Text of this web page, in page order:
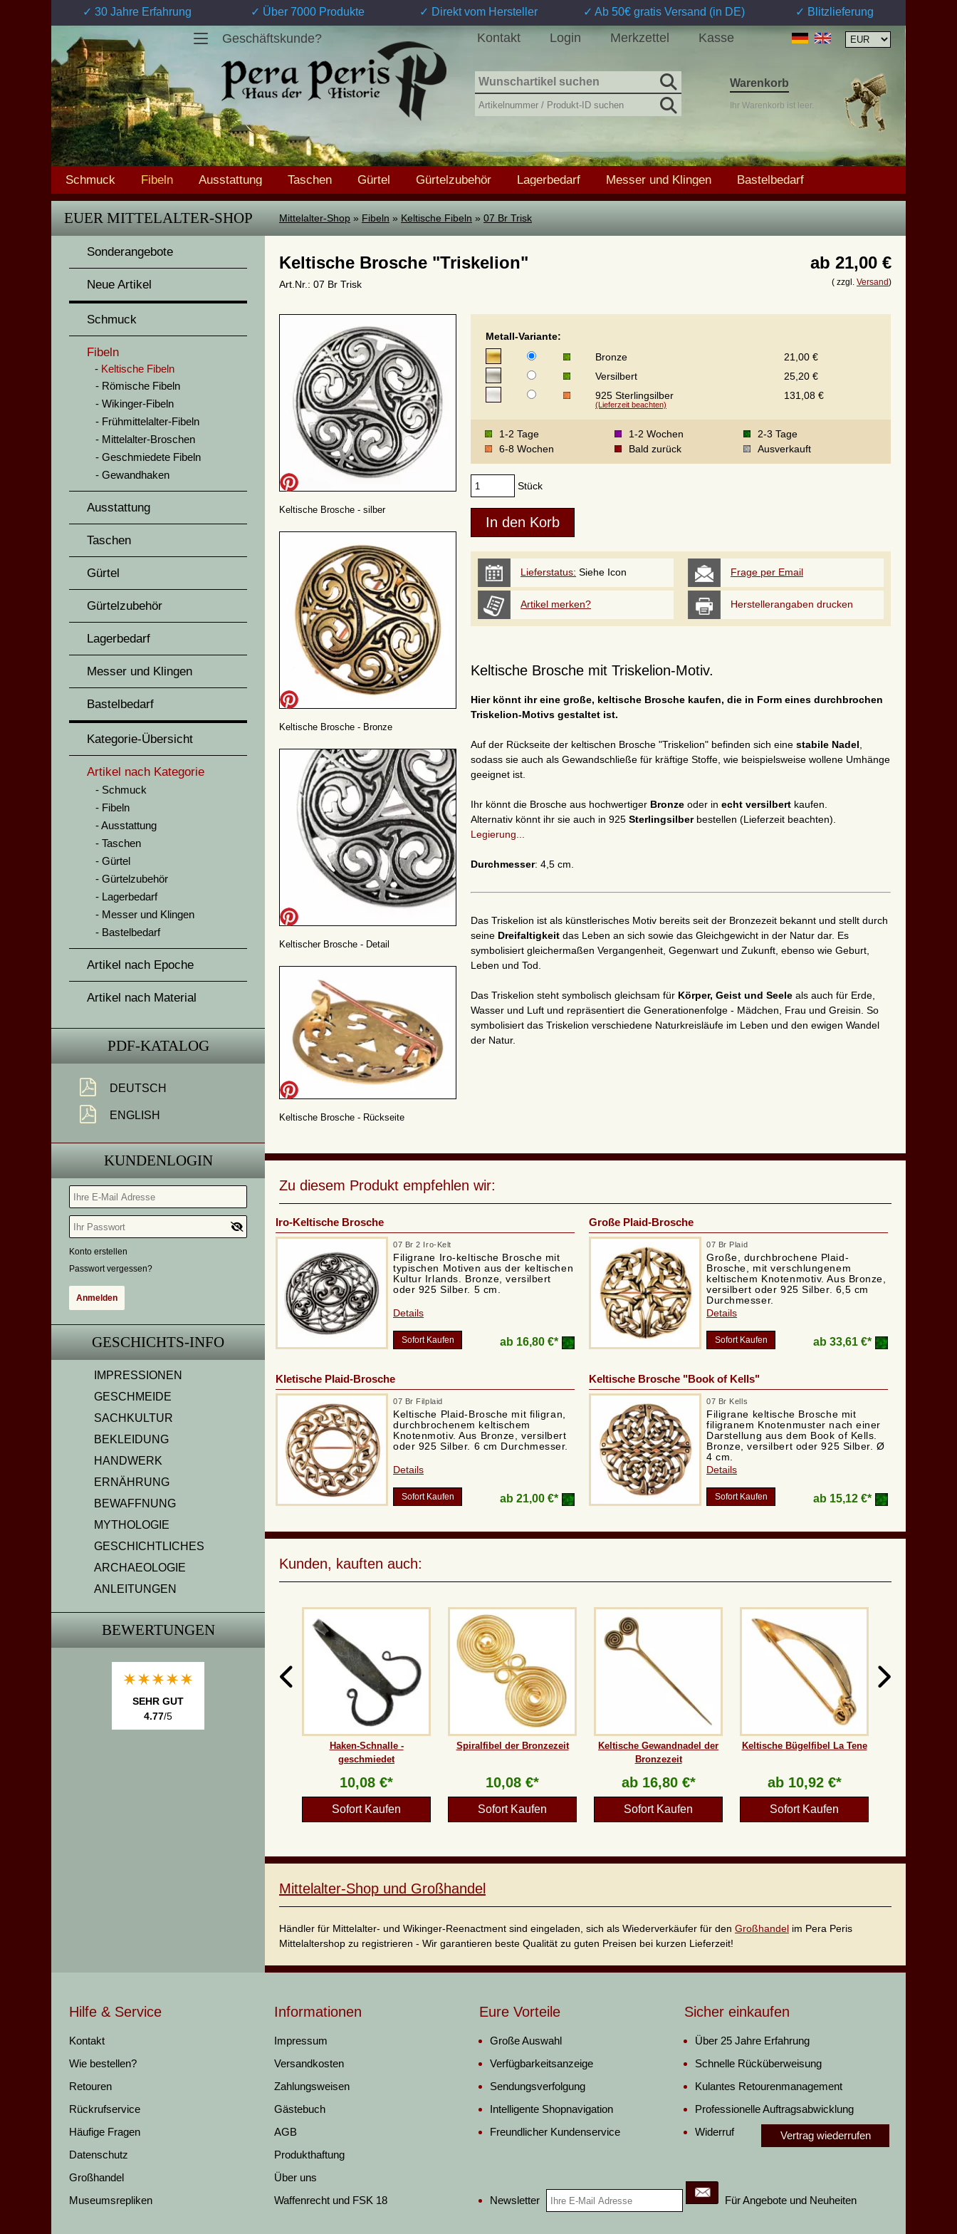
✓ 30 Jahre Erfahrung ✓ Über 7000 Produkte ✓ Direkt vom Hersteller ✓ Ab 50€ gratis Versand (in DE) ✓ Blitzlieferung
Geschäftskunde? Kontakt Login Merkzettel Kasse
Schmuck Fibeln Ausstattung Taschen Gürtel Gürtelzubehör Lagerbedarf Messer und Klingen Bastelbedarf
Warenkorb
Ihr Warenkorb ist leer.
EUER MITTELALTER-SHOP
Sonderangebote
Neue Artikel
Schmuck
Fibeln
Keltische Fibeln
Römische Fibeln
Wikinger-Fibeln
Frühmittelalter-Fibeln
Mittelalter-Broschen
Geschmiedete Fibeln
Gewandhaken
Ausstattung
Taschen
Gürtel
Gürtelzubehör
Lagerbedarf
Messer und Klingen
Bastelbedarf
Kategorie-Übersicht
Artikel nach Kategorie
Schmuck
Fibeln
Ausstattung
Taschen
Gürtel
Gürtelzubehör
Lagerbedarf
Messer und Klingen
Bastelbedarf
Artikel nach Epoche
Artikel nach Material
PDF-KATALOG
DEUTSCH
ENGLISH
KUNDENLOGIN
Konto erstellen
Passwort vergessen?
GESCHICHTS-INFO
IMPRESSIONEN
GESCHMEIDE
SACHKULTUR
BEKLEIDUNG
HANDWERK
ERNÄHRUNG
BEWAFFNUNG
MYTHOLOGIE
GESCHICHTLICHES
ARCHAEOLOGIE
ANLEITUNGEN
BEWERTUNGEN
SEHR GUT
4.77/5
Mittelalter-Shop » Fibeln » Keltische Fibeln » 07 Br Trisk
Keltische Brosche "Triskelion"
Art.Nr.: 07 Br Trisk
ab 21,00 €
( zzgl. Versand)
Keltische Brosche - silber
Keltische Brosche - Bronze
Keltischer Brosche - Detail
Keltische Brosche - Rückseite
Metall-Variante:
Bronze
21,00 €
Versilbert
25,20 €
925 Sterlingsilber
(Lieferzeit beachten)
131,08 €
1-2 Tage 1-2 Wochen
2-3 Tage
6-8 Wochen
Bald zurück Ausverkauft
Stück
Lieferstatus: Siehe Icon Frage per Email
Artikel merken? Herstellerangaben drucken
Keltische Brosche mit Triskelion-Motiv.
Hier könnt ihr eine große, keltische Brosche kaufen, die in Form eines durchbrochen
Triskelion-Motivs gestaltet ist.
Auf der Rückseite der keltischen Brosche "Triskelion" befinden sich eine stabile Nadel
sodass sie auch als Gewandschließe für kräftige Stoffe, wie beispielsweise wollene Umhänge
geeignet ist.
Ihr könnt die Brosche aus hochwertiger Bronze oder in echt versilbert kaufen.
Alternativ könnt ihr sie auch in 925 Sterlingsilberbestellen (Lieferzeit beachten).
Legierung...
Durchmesser: 4,5 cm.
Das Triskelion ist als künstlerisches Motiv bereits seit der Bronzezeit bekannt und stellt durch
seine Dreifaltigkeit das Leben an sich sowie das Gleichgewicht in der Natur dar. Es
symbolisiert gleichermaßen Vergangenheit, Gegenwart und Zukunft, ebenso wie Geburt,
Leben und Tod.
Das Triskelion steht symbolisch gleichsam für Körper, Geist und Seele als auch für Erde,
Wasser und Luft und repräsentiert die Generationenfolge - Mädchen, Frau und Greisin. So
symbolisiert das Triskelion verschiedene Naturkreisläufe im Leben und den ewigen Wandel
der Natur.
Zu diesem Produkt empfehlen wir:
Iro-Keltische Brosche
07 Br 2 Iro-Kelt
Filigrane Iro-keltische Brosche mit
typischen Motiven aus der keltischen
Kultur Irlands. Bronze, versilbert
oder 925 Silber. 5 cm.
Details
Sofort Kaufen ab 16,80 €*
Große Plaid-Brosche
07 Br Plaid
Große, durchbrochene Plaid-
Brosche, mit verschlungenem
keltischem Knotenmotiv. Aus Bronze,
versilbert oder 925 Silber. 6,5 cm
Durchmesser.
Details
Sofort Kaufen ab 33,61 €*
Kletische Plaid-Brosche
07 Br Filplaid
Keltische Plaid-Brosche mit filigran,
durchbrochenem keltischem
Knotenmotiv. Aus Bronze, versilbert
oder 925 Silber. 6 cm Durchmesser.
Details
Sofort Kaufen ab 21,00 €*
Keltische Brosche "Book of Kells"
07 Br Kells
Filigrane keltische Brosche mit
filigranem Knotenmuster nach einer
Darstellung aus dem Book of Kells.
Bronze, versilbert oder 925 Silber. Ø
4 cm.
Details
Sofort Kaufen ab 15,12 €*
Kunden, kauften auch:
Haken-Schnalle -
geschmiedet
10,08 €*
Sofort Kaufen
Spiralfibel der Bronzezeit
10,08 €*
Sofort Kaufen
Keltische Gewandnadel der
Bronzezeit
ab 16,80 €*
Sofort Kaufen
Keltische Bügelfibel La Tene
ab 10,92 €*
Sofort Kaufen
Mittelalter-Shop und Großhandel
Händler für Mittelalter- und Wikinger-Reenactment sind eingeladen, sich als Wiederverkäufer für den Großhandel im Pera Peris
Mittelaltershop zu registrieren - Wir garantieren beste Qualität zu guten Preisen bei kurzen Lieferzeit!
Hilfe & Service
Kontakt
Wie bestellen?
Retouren
Rückrufservice
Häufige Fragen
Datenschutz
Großhandel
Museumsrepliken
Informationen
Impressum
Versandkosten
Zahlungsweisen
Gästebuch
AGB
Produkthaftung
Über uns
Waffenrecht und FSK 18
Eure Vorteile
Große Auswahl
Verfügbarkeitsanzeige
Sendungsverfolgung
Intelligente Shopnavigation
Freundlicher Kundenservice
Newsletter Für Angebote und Neuheiten
Sicher einkaufen
Über 25 Jahre Erfahrung
Schnelle Rücküberweisung
Kulantes Retourenmanagement
Professionelle Auftragsabwicklung
Widerruf
Vertrag wiederrufen